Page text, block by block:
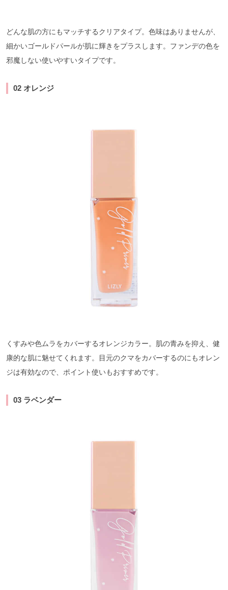
どんな肌の方にもマッチするクリアタイプ。色味はありませんが、
細かいゴールドパールが肌に輝きをプラスします。ファンデの色を
邪魔しない使いやすいタイプです。
02 オレンジ
くすみや色ムラをカバーするオレンジカラー。肌の青みを抑え、健
康的な肌に魅せてくれます。目元のクマをカバーするのにもオレン
ジは有効なので、ポイント使いもおすすめです。
03 ラベンダー